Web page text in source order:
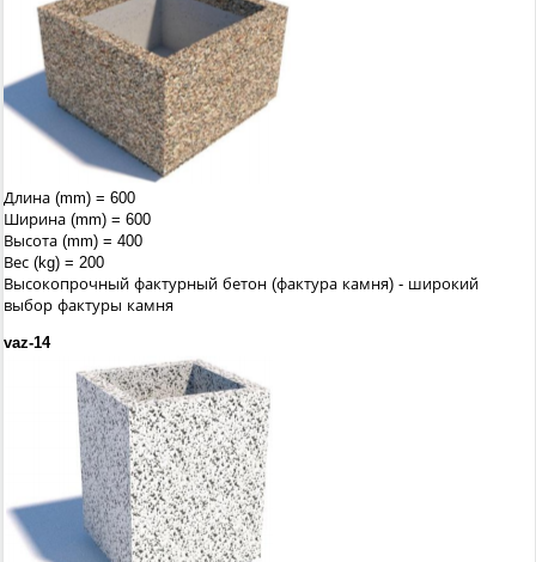
Длина (mm) = 600
Ширина (mm) = 600
Высота (mm) = 400
Вес (kg) = 200
Высокопрочный фактурный бетон (фактура камня) - широкий
выбор фактуры камня
vaz-14